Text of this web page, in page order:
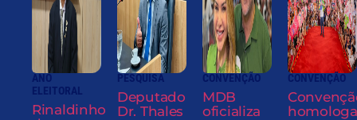
ANO
ELEITORAL
Rinaldinho
PESQUISA
Deputado
Dr. Thales
CONVENÇÃO
MDB
oficializa
CONVENÇÃO
homologa